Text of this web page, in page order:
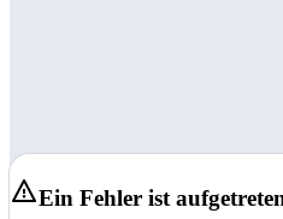
Ein Fehler ist